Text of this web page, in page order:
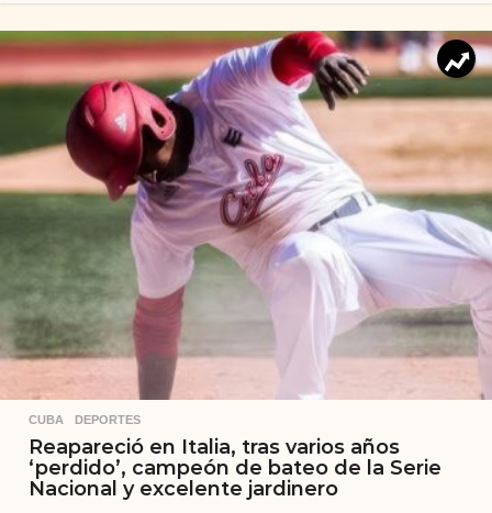
CUBA ,DEPORTES
Reapareció en Italia, tras varios años
‘perdido’, campeón de bateo de la Serie
Nacional y excelente jardinero